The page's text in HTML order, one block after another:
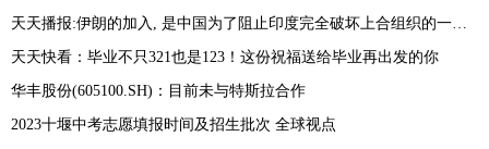
天天播报:伊朗的加入, 是中国为了阻止印度完全破坏上合组织的一次努力!
天天快看：毕业不只321也是123！这份祝福送给毕业再出发的你
华丰股份(605100.SH)：目前未与特斯拉合作
2023十堰中考志愿填报时间及招生批次 全球视点